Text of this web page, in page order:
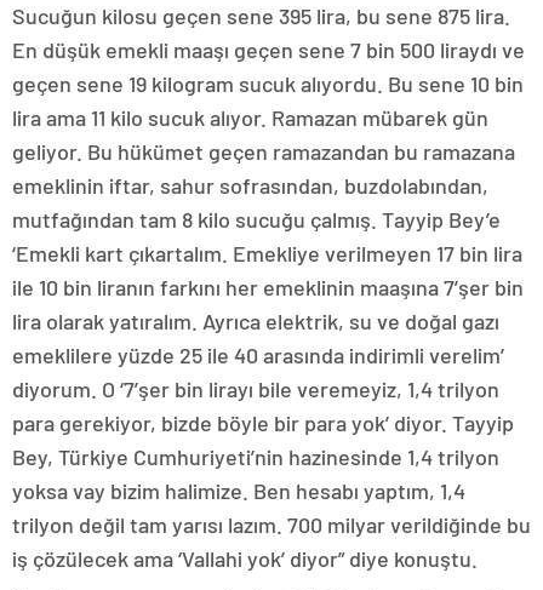
Sucuğun kilosu geçen sene 395 lira, bu sene 875 lira.
En düşük emekli maaşı geçen sene 7 bin 500 liraydı ve
geçen sene 19 kilogram sucuk alıyordu. Bu sene 10 bin
lira ama 11 kilo sucuk alıyor. Ramazan mübarek gün
geliyor. Bu hükümet geçen ramazandan bu ramazana
emeklinin iftar, sahur sofrasından, buzdolabından,
mutfağından tam 8 kilo sucuğu çalmış. Tayyip Bey’e
‘Emekli kart çıkartalım. Emekliye verilmeyen 17 bin lira
ile 10 bin liranın farkını her emeklinin maaşına 7’şer bin
lira olarak yatıralım. Ayrıca elektrik, su ve doğal gazı
emeklilere yüzde 25 ile 40 arasında indirimli verelim’
diyorum. O ‘7’şer bin lirayı bile veremeyiz, 1,4 trilyon
para gerekiyor, bizde böyle bir para yok’ diyor. Tayyip
Bey, Türkiye Cumhuriyeti’nin hazinesinde 1,4 trilyon
yoksa vay bizim halimize. Ben hesabı yaptım, 1,4
trilyon değil tam yarısı lazım. 700 milyar verildiğinde bu
iş çözülecek ama ‘Vallahi yok’ diyor” diye konuştu.